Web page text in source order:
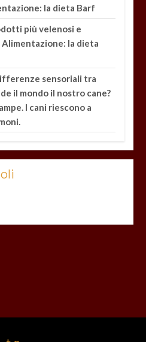
la dieta Barf
più velenosi e
Alimentazione: la dieta
sensoriali tra
il mondo il nostro cane?
I cani riescono a